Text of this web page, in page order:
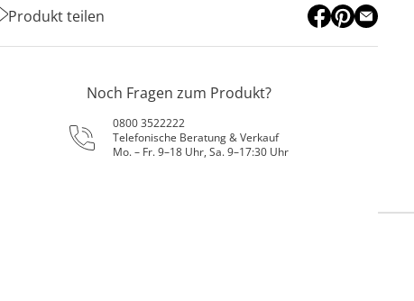
Produkt teilen
Noch Fragen zum Produkt?
0800 3522222
Telefonische Beratung & Verkauf
Mo. – Fr. 9–18 Uhr, Sa. 9–17:30 Uhr